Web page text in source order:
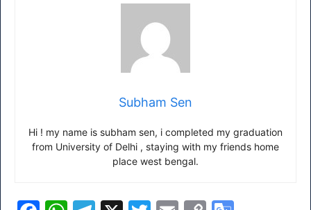
Subham Sen
Hi ! my name is subham sen, i completed my graduation
from University of Delhi , staying with my friends home
place west bengal.